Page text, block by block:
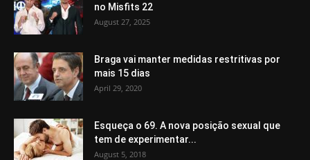
no Misfits 22
August 27, 2025
Braga vai manter medidas restritivas por
mais 15 dias
April 29, 2020
Esqueça o 69. A nova posição sexual que
tem de experimentar...
August 5, 2018